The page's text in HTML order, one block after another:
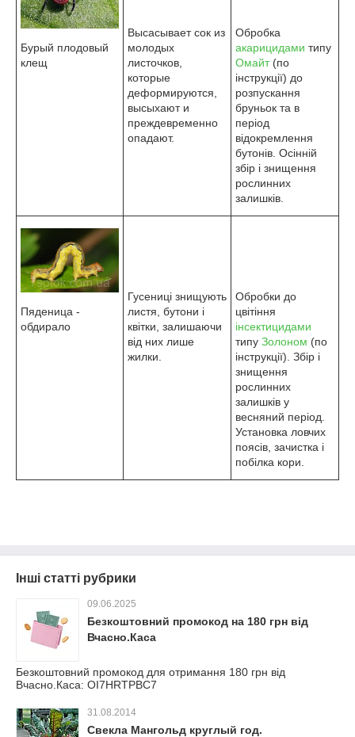
Бурый плодовый
клещ
Высасывает сок из
молодых
листочков,
которые
деформируются,
высыхают и
преждевременно
опадают.
Обробка
акарицидами типу
Омайт(по
інструкції) до
розпускання
бруньок та в
період
відокремлення
бутонів. Осінній
збір і знищення
рослинних
залишків.
Пяденица -
обдирало
Гусениці знищують
листя, бутони і
квітки, залишаючи
від них лише
жилки.
Обробки до
цвітіння
інсектицидами
типу Золоном (по
інструкції). Збір і
знищення
рослинних
залишків у
весняний період.
Установка ловчих
поясів, зачистка і
побілка кори.
Інші статті рубрики
09.06.2025
Безкоштовний промокод на 180 грн від
Вчасно.Каса
Безкоштовний промокод для отримання 180 грн від
Вчасно.Каса: OI7HRTPBC7
31.08.2014
Свекла Мангольд круглый год.